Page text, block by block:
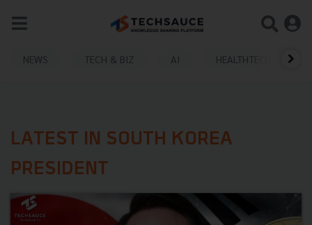
NEWS TECH & BIZ AI HEALTHTECH
LATEST IN SOUTH KOREA
PRESIDENT